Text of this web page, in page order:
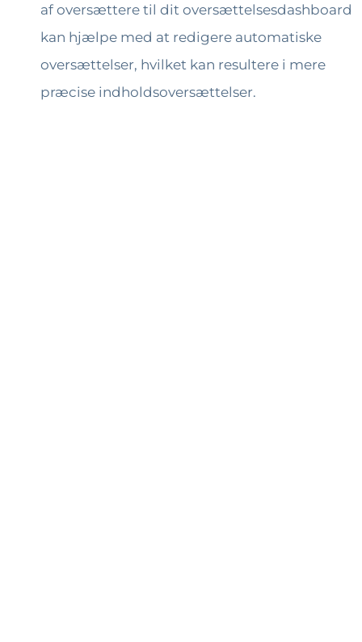
af oversættere til dit oversættelsesdashboard
kan hjælpe med at redigere automatiske
oversættelser, hvilket kan resultere i mere
præcise indholdsoversættelser.